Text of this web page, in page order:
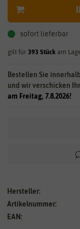
sofort lieferbar
gilt für 393 Stück am
Bestellen Sie
und wir verschicken
am Freitag, 7.8.2026!
Hersteller:
Artikelnummer:
EAN: